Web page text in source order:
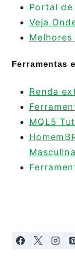
Portal de
Veja
Ferramentas
Renda
MQL5